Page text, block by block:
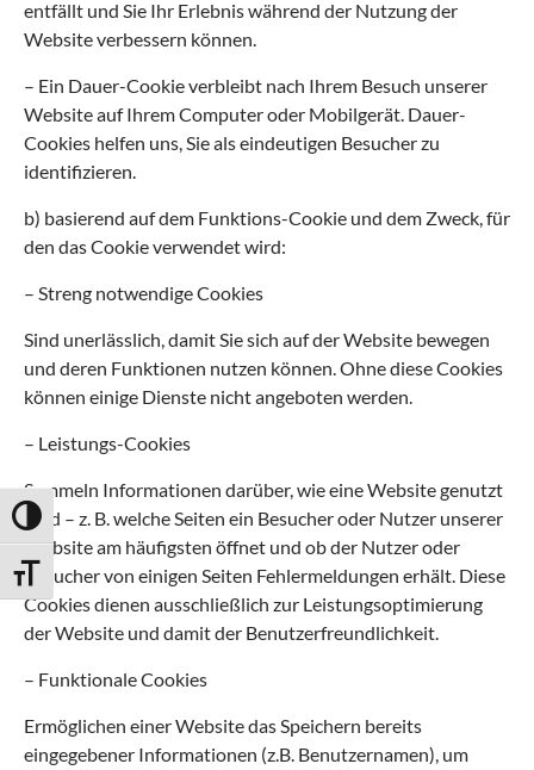
Umschalten auf hohe Kontraste
Schrift vergrößern
entfällt und Sie Ihr Erlebnis während der Nutzung der
Website verbessern können.
– Ein Dauer-Cookie verbleibt nach Ihrem Besuch unserer
Website auf Ihrem Computer oder Mobilgerät. Dauer-
Cookies helfen uns, Sie als eindeutigen Besucher zu
identifizieren.
b) basierend auf dem Funktions-Cookie und dem Zweck, für
den das Cookie verwendet wird:
– Streng notwendige Cookies
Sind unerlässlich, damit Sie sich auf der Website bewegen
und deren Funktionen nutzen können. Ohne diese Cookies
können einige Dienste nicht angeboten werden.
– Leistungs-Cookies
Sammeln Informationen darüber, wie eine Website genutzt
wird – z. B. welche Seiten ein Besucher oder Nutzer unserer
Website am häufigsten öffnet und ob der Nutzer oder
Besucher von einigen Seiten Fehlermeldungen erhält. Diese
Cookies dienen ausschließlich zur Leistungsoptimierung
der Website und damit der Benutzerfreundlichkeit.
– Funktionale Cookies
Ermöglichen einer Website das Speichern bereits
eingegebener Informationen (z.B. Benutzernamen), um